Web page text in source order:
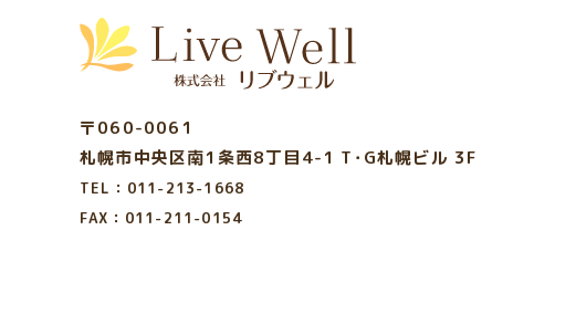
〒060-0061
札幌市中央区南1条西8丁目4-1 T･G札幌ビル 3F
TEL：011-213-1668
FAX：011-211-0154